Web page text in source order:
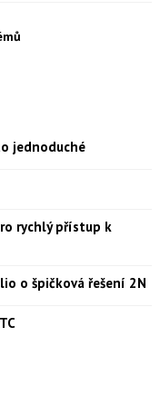
jednoduché
rychlý přístup k
o špičková řešení 2N